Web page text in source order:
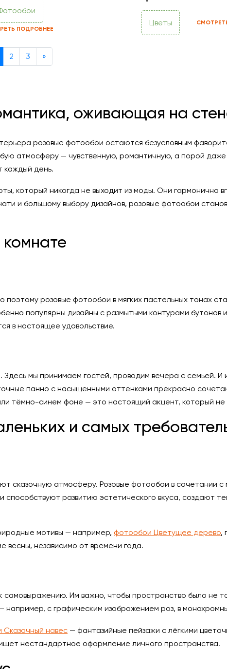
ПОДРОБНЕЕ
Цветы
2 3 »
оживающая на
розовые фотообои остаются безусловным
атмосферу — чувственную, романтичную, а порой
каждый день.
который никогда не выходит из моды. Они
и большому выбору дизайнов, розовые фотообои
поэтому розовые фотообои в мягких пастельных тонах
популярны дизайны с размытыми контурами бутонов
в настоящее удовольствие.
Здесь мы принимаем гостей, проводим вечера с семьей.
панно с насыщенными оттенками прекрасно
тёмно-синем фоне — это настоящий акцент, который не
и самых
сказочную атмосферу. Розовые фотообои в сочетании с
развитию эстетического вкуса, создают
мотивы — например, фотообои Цветущее дерево,
независимо от времени года.
Им важно, чтобы пространство было не
с графическим изображением роз, в
Сказочный навес — фантазийные пейзажи с лёгкими
нестандартное оформление личного пространства.